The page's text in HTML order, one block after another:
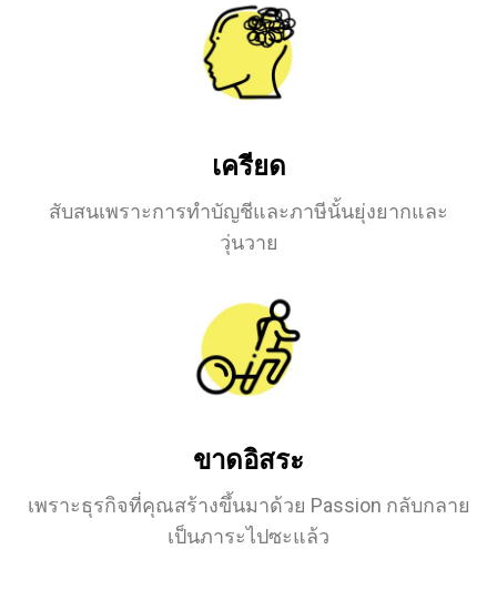
เครียด
สับสนเพราะการทำบัญชีและภาษีนั้นยุ่งยากและ
วุ่นวาย
ขาดอิสระ
เพราะธุรกิจที่คุณสร้างขึ้นมาด้วย Passion กลับกลาย
เป็นภาระไปซะแล้ว